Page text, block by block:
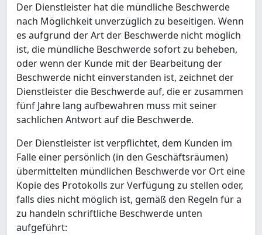
Der Dienstleister hat die mündliche Beschwerde
nach Möglichkeit unverzüglich zu beseitigen. Wenn
es aufgrund der Art der Beschwerde nicht möglich
ist, die mündliche Beschwerde sofort zu beheben,
oder wenn der Kunde mit der Bearbeitung der
Beschwerde nicht einverstanden ist, zeichnet der
Dienstleister die Beschwerde auf, die er zusammen
fünf Jahre lang aufbewahren muss mit seiner
sachlichen Antwort auf die Beschwerde.
Der Dienstleister ist verpflichtet, dem Kunden im
Falle einer persönlich (in den Geschäftsräumen)
übermittelten mündlichen Beschwerde vor Ort eine
Kopie des Protokolls zur Verfügung zu stellen oder,
falls dies nicht möglich ist, gemäß den Regeln für a
zu handeln schriftliche Beschwerde unten
aufgeführt: